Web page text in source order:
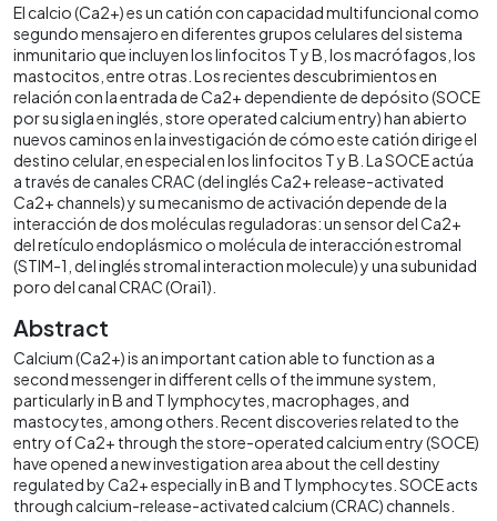
El calcio (Ca2+) es un catión con capacidad multifuncional como
segundo mensajero en diferentes grupos celulares del sistema
inmunitario que incluyen los linfocitos T y B, los macrófagos, los
mastocitos, entre otras. Los recientes descubrimientos en
relación con la entrada de Ca2+ dependiente de depósito (SOCE
por su sigla en inglés, store operated calcium entry) han abierto
nuevos caminos en la investigación de cómo este catión dirige el
destino celular, en especial en los linfocitos T y B. La SOCE actúa
a través de canales CRAC (del inglés Ca2+ release-activated
Ca2+ channels) y su mecanismo de activación depende de la
interacción de dos moléculas reguladoras: un sensor del Ca2+
del retículo endoplásmico o molécula de interacción estromal
(STIM-1, del inglés stromal interaction molecule) y una subunidad
poro del canal CRAC (Orai1).
Abstract
Calcium (Ca2+) is an important cation able to function as a
second messenger in different cells of the immune system,
particularly in B and T lymphocytes, macrophages, and
mastocytes, among others. Recent discoveries related to the
entry of Ca2+ through the store-operated calcium entry (SOCE)
have opened a new investigation area about the cell destiny
regulated by Ca2+ especially in B and T lymphocytes. SOCE acts
through calcium-release-activated calcium (CRAC) channels.